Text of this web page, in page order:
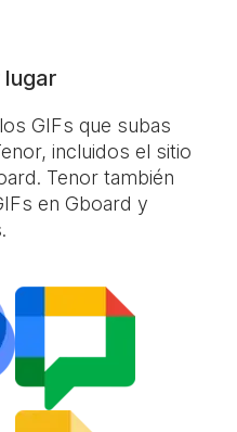
lugar
GIFs que subas
incluidos el sitio
. Tenor también
en Gboard y